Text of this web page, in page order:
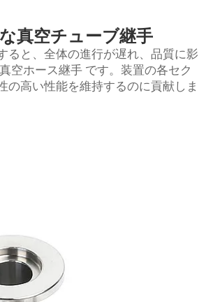
真空チューブ継手
ると、全体の進行が遅れ、品質に影
真空ホース継手 です。装置の各セク
の高い性能を維持するのに貢献しま